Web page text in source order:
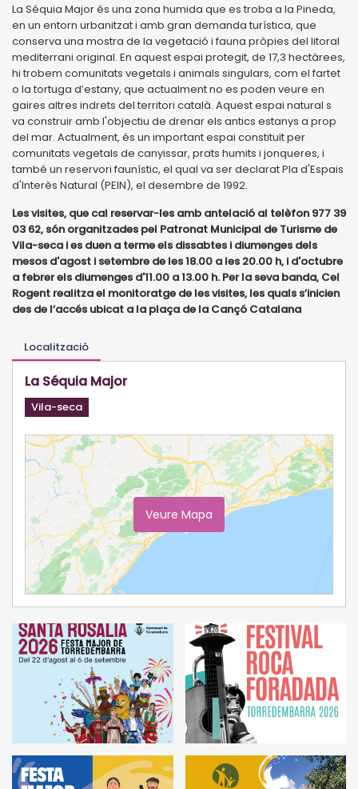
La Séquia Major és una zona humida que es troba a la Pineda,
en un entorn urbanitzat i amb gran demanda turística, que
conserva una mostra de la vegetació i fauna pròpies del litoral
mediterrani original. En aquest espai protegit, de 17,3 hectàrees,
hi trobem comunitats vegetals i animals singulars, com el fartet
o la tortuga d’estany, que actualment no es poden veure en
gaires altres indrets del territori català. Aquest espai natural s
va construir amb l'objectiu de drenar els antics estanys a prop
del mar. Actualment, és un important espai constituït per
comunitats vegetals de canyissar, prats humits i jonqueres, i
també un reservori faunístic, el qual va ser declarat Pla d'Espais
d'Interès Natural (PEIN), el desembre de 1992.
Les visites, que cal reservar-les amb antelació al telèfon 977 39
03 62, són organitzades pel Patronat Municipal de Turisme de
Vila-seca i es duen a terme els dissabtes i diumenges dels
mesos d'agost i setembre de les 18.00 a les 20.00 h, i d'octubre
a febrer els diumenges d'11.00 a 13.00 h. Per la seva banda, Cel
Rogent realitza el monitoratge de les visites, les quals s’inicien
des de l’accés ubicat a la plaça de la Cançó Catalana
Localització
La Séquia Major
Vila-seca
Veure Mapa